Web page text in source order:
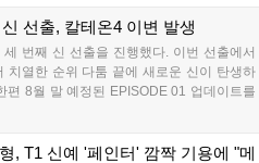
선출, 칼테온4 이변 발생
번째 신 선출을 진행했다. 이번 선출에서
치열한 순위 다툼 끝에 새로운 신이 탄생하
편 8월 말 예정된 EPISODE 01 업데이트를
정이며, 이를 통해 추후 주신 및 절대신에
, T1 신예 '페인터' 깜짝 기용에 "메